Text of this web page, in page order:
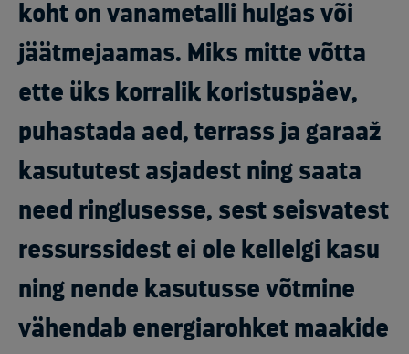
koht on vanametalli hulgas või
jäätmejaamas. Miks mitte võtta
ette üks korralik koristuspäev,
puhastada aed, terrass ja garaaž
kasututest asjadest ning saata
need ringlusesse, sest seisvatest
ressurssidest ei ole kellelgi kasu
ning nende kasutusse võtmine
vähendab energiarohket maakide